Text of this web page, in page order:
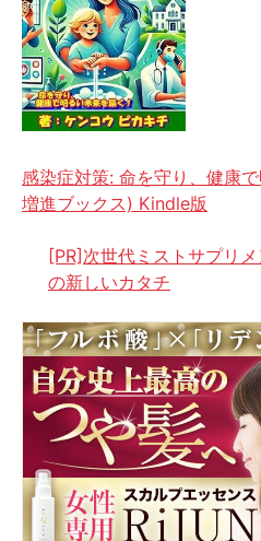
感染症対策: 命を守り、健康
増進ブックス) Kindle版
[PR]次世代ミストサプリ
の新しいカタチ